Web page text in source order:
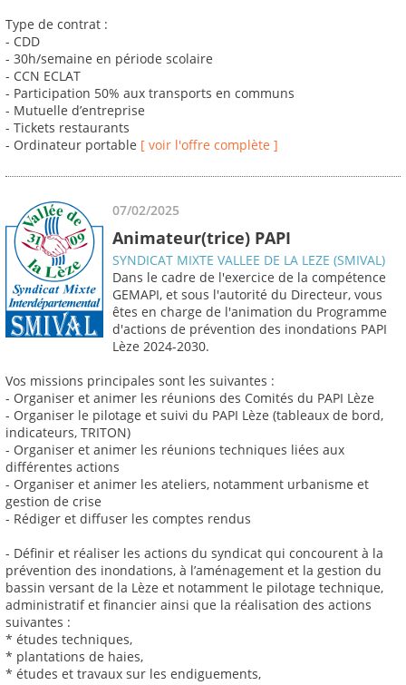
Type de contrat :
- CDD
- 30h/semaine en période scolaire
- CCN ECLAT
- Participation 50% aux transports en communs
- Mutuelle d’entreprise
- Tickets restaurants
- Ordinateur portable [ voir l'offre complète ]
07/02/2025
Animateur(trice) PAPI
SYNDICAT MIXTE VALLEE DE LA LEZE (SMIVAL)
Dans le cadre de l'exercice de la compétence
GEMAPI, et sous l'autorité du Directeur, vous
êtes en charge de l'animation du Programme
d'actions de prévention des inondations PAPI
Lèze 2024-2030.
Vos missions principales sont les suivantes :
- Organiser et animer les réunions des Comités du PAPI Lèze
- Organiser le pilotage et suivi du PAPI Lèze (tableaux de bord,
indicateurs, TRITON)
- Organiser et animer les réunions techniques liées aux
différentes actions
- Organiser et animer les ateliers, notamment urbanisme et
gestion de crise
- Rédiger et diffuser les comptes rendus
- Définir et réaliser les actions du syndicat qui concourent à la
prévention des inondations, à l’aménagement et la gestion du
bassin versant de la Lèze et notamment le pilotage technique,
administratif et financier ainsi que la réalisation des actions
suivantes :
* études techniques,
* plantations de haies,
* études et travaux sur les endiguements,